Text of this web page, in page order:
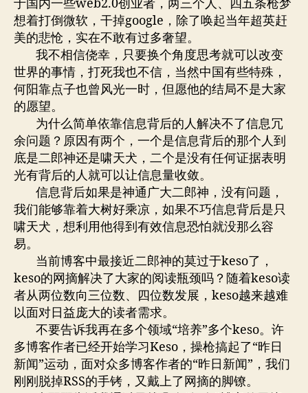
于国内一些web2.0创业者，两三个人、四五条枪梦
想着打倒微软，干掉google，除了唤起当年超英赶
美的悲怆，实在不敢有过多奢望。
我不相信侥幸，只要换个角度思考就可以改变
世界的事情，打死我也不信，当然中国有些特殊，
何阳靠点子也曾风光一时，但愿他的结局不是大家
的愿望。
为什么简单依靠信息背后的人解决不了信息冗
余问题？原因有两个，一个是信息背后的那个人到
底是二郎神还是啸天犬，二个是没有任何证据表明
光有背后的人就可以让信息量收敛。
信息背后如果是神通广大二郎神，没有问题，
我们能够靠着大树好乘凉，如果不巧信息背后是只
啸天犬，想利用他得到有效信息恐怕就没那么容
易。
当前博客中最接近二郎神的莫过于keso了，
keso的网摘解决了大家的阅读瓶颈吗？随着keso读
者从两位数向三位数、四位数发展，keso越来越难
以面对日益庞大的读者需求。
不要告诉我再在多个领域“培养”多个keso。许
多博客作者已经开始学习Keso，操枪搞起了“昨日
新闻”运动，面对众多博客作者的“昨日新闻”，我们
刚刚脱掉RSS的手铐，又戴上了网摘的脚镣。